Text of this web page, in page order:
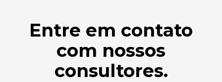
Entre em contato
com nossos
consultores.